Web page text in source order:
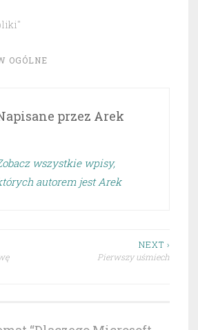
OGÓLNE
przez Arek
wszystkie wpisy,
autorem jest Arek
NEXT ›
Pierwszy uśmiech